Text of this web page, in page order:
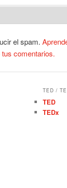
el spam.
comentarios.
TED /
TED
TEDx